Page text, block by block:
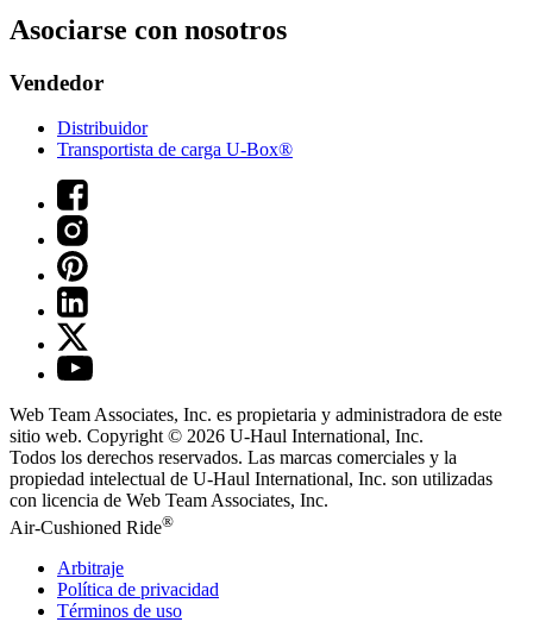
Asociarse con nosotros
Vendedor
Distribuidor
Transportista de carga U-Box®
Web Team Associates, Inc. es propietaria y administradora de este
sitio web. Copyright © 2026 U-Haul International, Inc.
Todos los derechos reservados. Las marcas comerciales y la
propiedad intelectual de U-Haul International, Inc. son utilizadas
con licencia de Web Team Associates, Inc.
Air-Cushioned Ride®
Arbitraje
Política de privacidad
Términos de uso